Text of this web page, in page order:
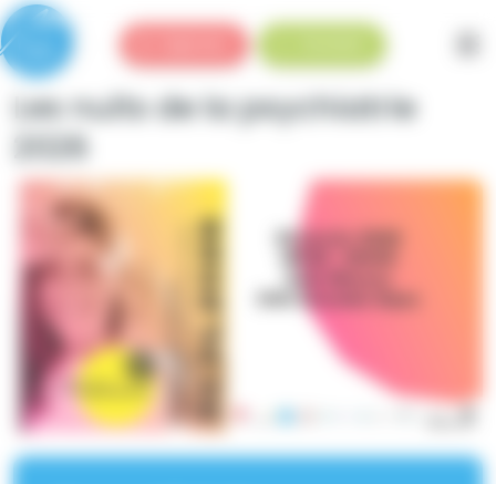
Les nuits de la psychiatrie
2026
Panneau de gestion des cookies